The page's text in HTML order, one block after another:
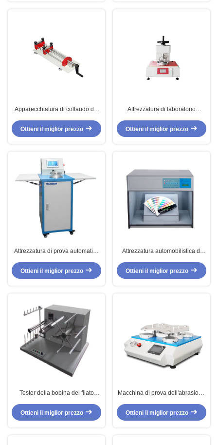
Apparecchiatura di collaudo del
tessuto
Ottieni il miglior prezzo
Attrezzatura di laboratorio
della prova di pressione
Ottieni il miglior prezzo
Attrezzatura di prova automatica
dell'umidità del tessuto della
macchina di prova del tessuto
Ottieni il miglior prezzo
Attrezzatura automobilistica di
D65 di colore del tessuto del
Ottieni il miglior prezzo
Tester della bobina del filato
del tessuto/bobina elettronici
automatici dell'involucro per il
Ottieni il miglior prezzo
Macchina di prova dell'abrasione
teste, abrasimetro di Pilling
Martindale
Ottieni il miglior prezzo